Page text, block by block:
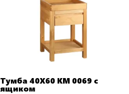
Тумба 40Х60 КМ 0069 с
ящиком